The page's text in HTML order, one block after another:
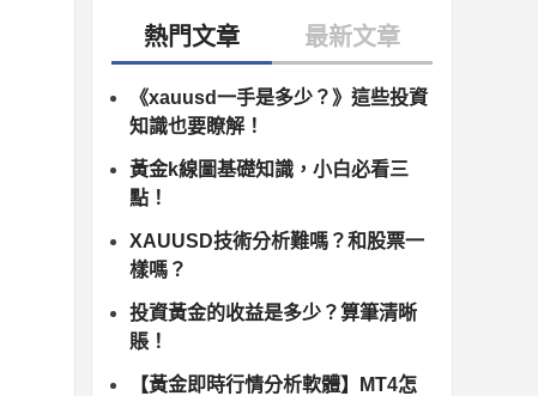
《xauusd一手是多少？》這些投資
知識也要瞭解！
黃金k線圖基礎知識，小白必看三
點！
XAUUSD技術分析難嗎？和股票一
樣嗎？
投資黃金的收益是多少？算筆清晰
賬！
【黃金即時行情分析軟體】MT4怎